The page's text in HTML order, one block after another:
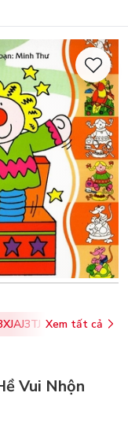
Xem tất cả
Vui Nhộn